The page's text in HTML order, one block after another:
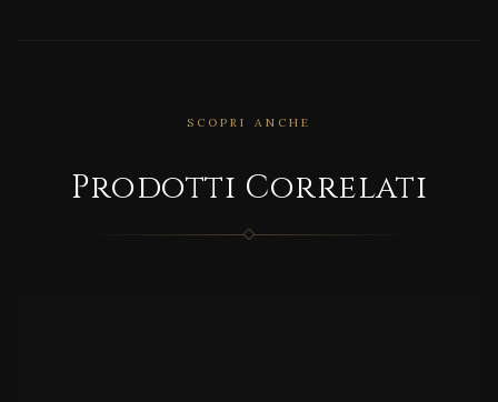
SCOPRI ANCHE
Prodotti Correlati
Niag